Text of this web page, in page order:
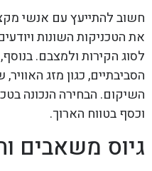
חשוב להתייעץ עם אנשי
את הטכניקות השונות
לסוג הקירות ולמצבם.
הסביבתיים, כגון מזג
השיקום. הבחירה הנכונה
וכסף בטווח הארוך.
גיוס משאבים